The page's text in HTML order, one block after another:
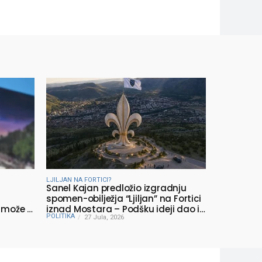
li
LJILJAN NA FORTICI?
Sanel Kajan predložio izgradnju
spomen-obilježja “Ljiljan” na Fortici
iznad Mostara – Podšku ideji dao i
Muhamed ef. Velić
POLITIKA 27 Jula, 2026